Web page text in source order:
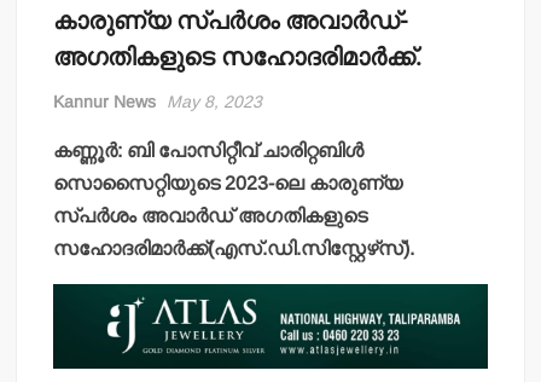
കാരുണ്യ സ്പര്‍ശം അവാര്‍ഡ്-
അഗതികളുടെ സഹോദരിമാര്‍ക്ക്.
Kannur News May 8, 2023
കണ്ണൂര്‍: ബി പോസിറ്റീവ് ചാരിറ്റബിള്‍
സൊസൈറ്റിയുടെ 2023-ലെ കാരുണ്യ
സ്പര്‍ശം അവാര്‍ഡ് അഗതികളുടെ
സഹോദരിമാര്‍ക്ക്(എസ്.ഡി.സിസ്റ്റേഴ്‌സ്).